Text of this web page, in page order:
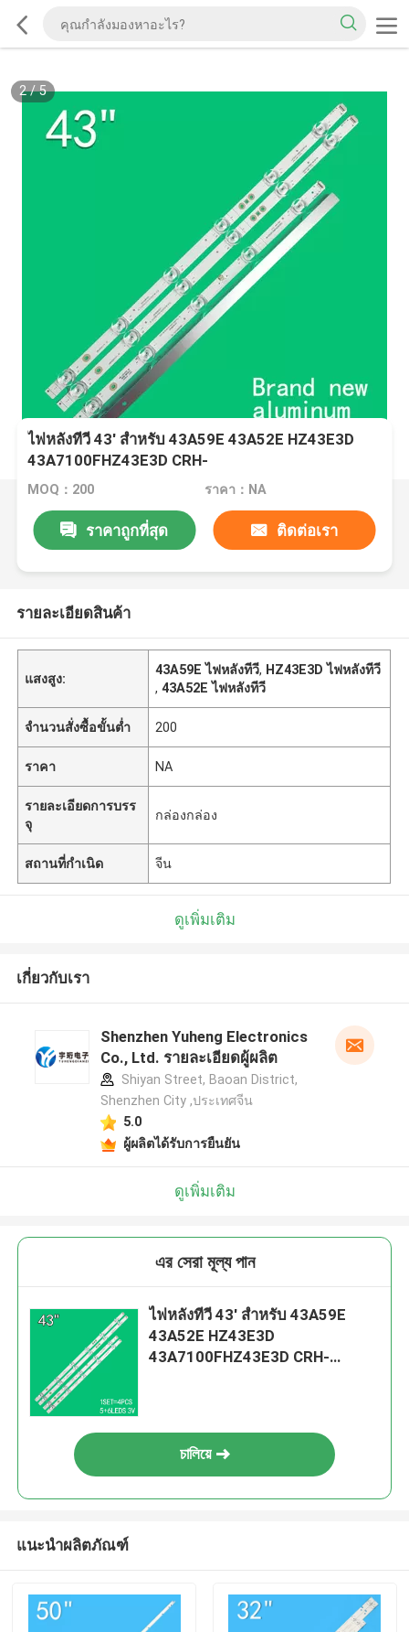
2/5
ไฟหลังทีวี 43' สําหรับ 43A59E 43A52E HZ43E3D
43A7100FHZ43E3D CRH-
BX55V1U713030T04108CS-REV12
MOQ：200 ราคา：NA
ราคาถูกที่สุด ติดต่อเรา
รายละเอียดสินค้า
แสงสูง:
43A59E ไฟหลังทีวี, HZ43E3D ไฟหลังทีวี
,43A52E ไฟหลังทีวี
จำนวนสั่งซื้อขั้นต่ำ 200
ราคา NA
รายละเอียดการบรร
จุ
กล่องกล่อง
สถานที่กำเนิด จีน
ดูเพิ่มเติม
เกี่ยวกับเรา
Shenzhen Yuheng Electronics
Co., Ltd. รายละเอียดผู้ผลิต
Shiyan Street, Baoan District,
Shenzhen City ,ประเทศจีน
5.0
ผู้ผลิตได้รับการยืนยัน
ดูเพิ่มเติม
এর সেরা মূল্য পান
ไฟหลังทีวี 43' สําหรับ 43A59E
43A52E HZ43E3D
43A7100FHZ43E3D CRH-
চালিয়ে
แนะนำผลิตภัณฑ์